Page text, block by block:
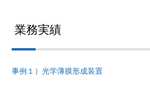
業務実績
事例１）光学薄膜形成装置